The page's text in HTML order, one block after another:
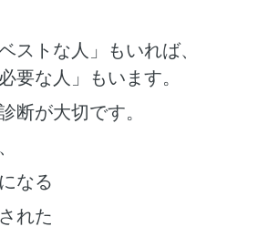
ストな人」もいれば、
要な人」もいます。
断が大切です。
なる
れた